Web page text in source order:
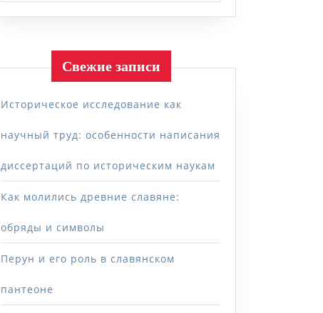
Свежие записи
Историческое исследование как
научный труд: особенности написания
диссертаций по историческим наукам
Как молились древние славяне:
обряды и символы
Перун и его роль в славянском
пантеоне